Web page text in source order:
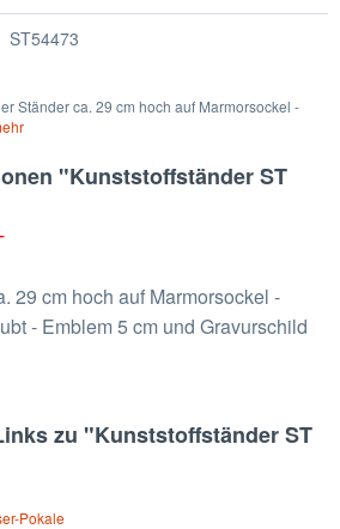
ST54473
Ständer ca. 29 cm hoch auf Marmorsockel -
"Kunststoffständer ST
29 cm hoch auf Marmorsockel -
- Emblem 5 cm und Gravurschild
zu "Kunststoffständer ST
Pokale